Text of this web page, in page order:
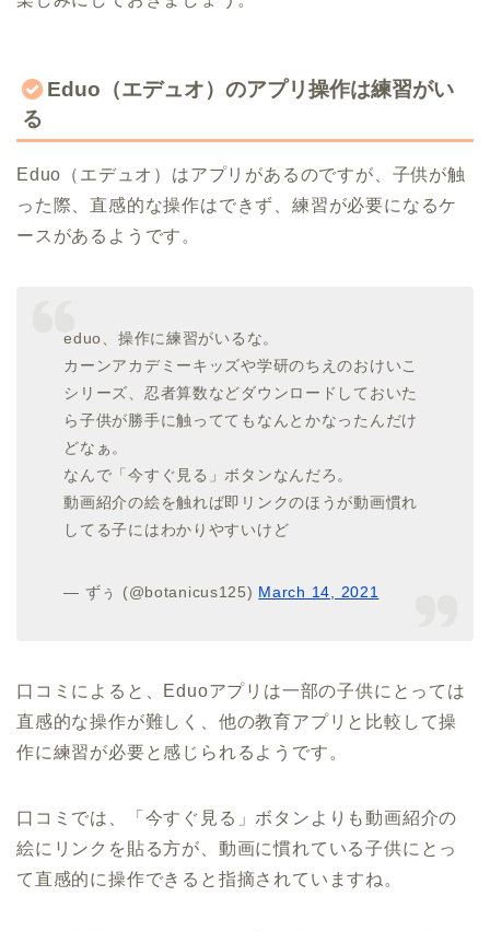
Eduo（エデュオ）のアプリ操作は練習がい
る
Eduo（エデュオ）はアプリがあるのですが、子供が触
った際、直感的な操作はできず、練習が必要になるケ
ースがあるようです。
eduo、操作に練習がいるな。
カーンアカデミーキッズや学研のちえのおけいこ
シリーズ、忍者算数などダウンロードしておいた
ら子供が勝手に触っててもなんとかなったんだけ
どなぁ。
なんで「今すぐ見る」ボタンなんだろ。
動画紹介の絵を触れば即リンクのほうが動画慣れ
してる子にはわかりやすいけど
— ずぅ (@botanicus125) March 14, 2021
口コミによると、Eduoアプリは一部の子供にとっては
直感的な操作が難しく、他の教育アプリと比較して操
作に練習が必要と感じられるようです。
口コミでは、「今すぐ見る」ボタンよりも動画紹介の
絵にリンクを貼る方が、動画に慣れている子供にとっ
て直感的に操作できると指摘されていますね。